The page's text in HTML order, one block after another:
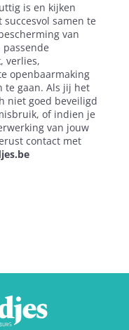
is en kijken
samen te
van
verlies,
openbaarmaking
te gaan. Als jij het
niet goed beveiligd
of indien je
van jouw
contact met